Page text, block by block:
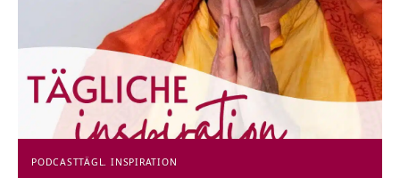
PODCASTTÄGL. INSPIRATION